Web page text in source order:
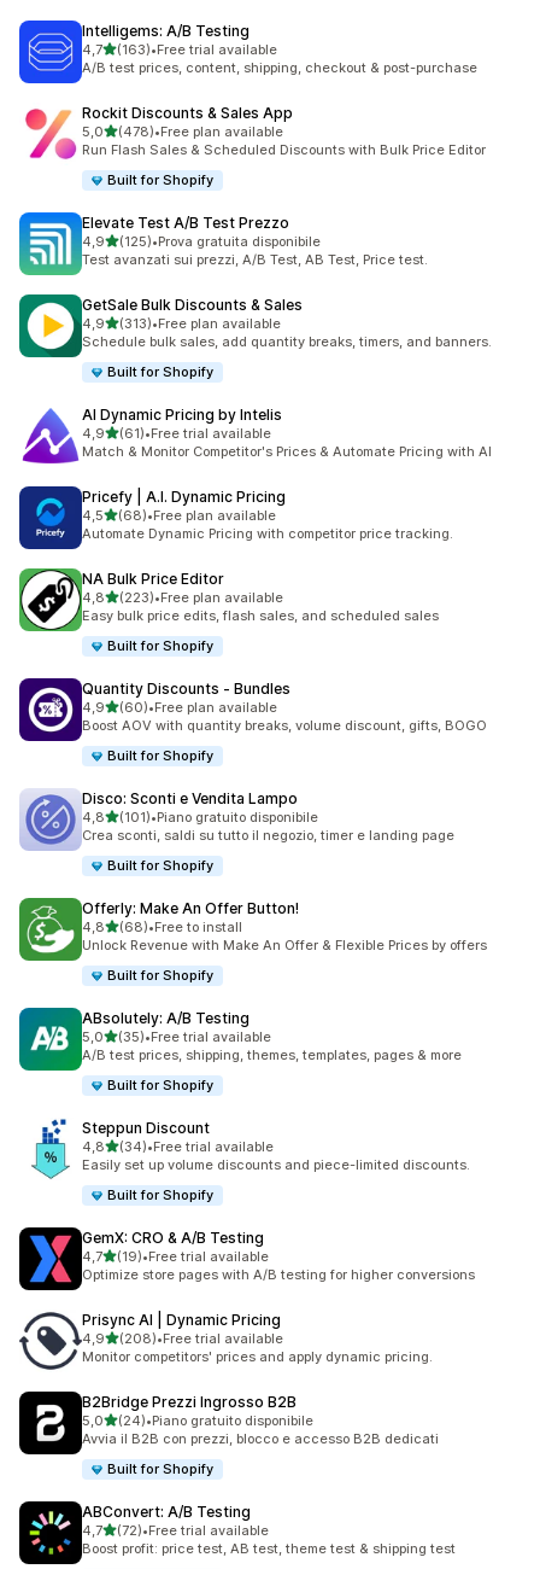
Intelligems: A/B Testing
4,7stelle su 5
(163)
163 recensioni totali
•Free trial available
A/B test prices, content, shipping, checkout & post-purchase
Rockit Discounts & Sales App
5,0stelle su 5
(478)
478 recensioni totali
•Free plan available
Run Flash Sales & Scheduled Discounts with Bulk Price Editor
Built for Shopify
Elevate Test A/B Test Prezzo
4,9stelle su 5
(125)
125 recensioni totali
•Prova gratuita disponibile
Test avanzati sui prezzi, A/B Test, AB Test, Price test.
GetSale Bulk Discounts & Sales
4,9stelle su 5
(313)
313 recensioni totali
•Free plan available
Schedule bulk sales, add quantity breaks, timers, and banners.
Built for Shopify
AI Dynamic Pricing by Intelis
4,9stelle su 5
(61)
61 recensioni totali
•Free trial available
Match & Monitor Competitor's Prices & Automate Pricing with AI
Pricefy | A.I. Dynamic Pricing
4,5stelle su 5
(68)
68 recensioni totali
•Free plan available
Automate Dynamic Pricing with competitor price tracking.
NA Bulk Price Editor
4,8stelle su 5
(223)
223 recensioni totali
•Free plan available
Easy bulk price edits, flash sales, and scheduled sales
Built for Shopify
Quantity Discounts ‑ Bundles
4,9stelle su 5
(60)
60 recensioni totali
•Free plan available
Boost AOV with quantity breaks, volume discount, gifts, BOGO
Built for Shopify
Disco: Sconti e Vendita Lampo
4,8stelle su 5
(101)
101 recensioni totali
•Piano gratuito disponibile
Crea sconti, saldi su tutto il negozio, timer e landing page
Built for Shopify
Offerly: Make An Offer Button!
4,8stelle su 5
(68)
68 recensioni totali
•Free to install
Unlock Revenue with Make An Offer & Flexible Prices by offers
Built for Shopify
ABsolutely: A/B Testing
5,0stelle su 5
(35)
35 recensioni totali
•Free trial available
A/B test prices, shipping, themes, templates, pages & more
Built for Shopify
Steppun Discount
4,8stelle su 5
(34)
34 recensioni totali
•Free trial available
Easily set up volume discounts and piece-limited discounts.
Built for Shopify
GemX: CRO & A/B Testing
4,7stelle su 5
(19)
19 recensioni totali
•Free trial available
Optimize store pages with A/B testing for higher conversions
Prisync AI | Dynamic Pricing
4,9stelle su 5
(208)
208 recensioni totali
•Free trial available
Monitor competitors' prices and apply dynamic pricing.
B2Bridge Prezzi Ingrosso B2B
5,0stelle su 5
(24)
24 recensioni totali
•Piano gratuito disponibile
Avvia il B2B con prezzi, blocco e accesso B2B dedicati
Built for Shopify
ABConvert: A/B Testing
4,7stelle su 5
(72)
72 recensioni totali
•Free trial available
Boost profit: price test, AB test, theme test & shipping test